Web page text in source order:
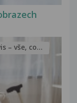
– vše, co...